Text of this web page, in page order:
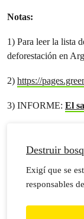
Notas:
1) Para leer la lista
deforestación en
2) https://
3) INFORME: El
Destruir
Exigí que se
responsables